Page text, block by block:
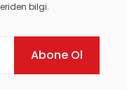
bilgi.
Abone Ol